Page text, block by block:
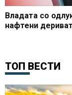
Владата со
нафтени
ТОП ВЕСТИ